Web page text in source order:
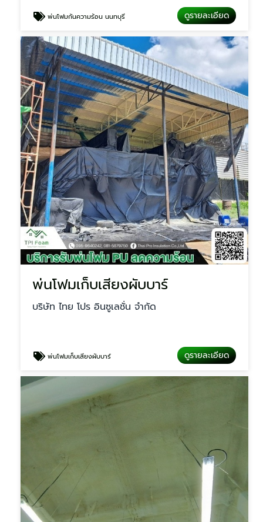
พ่นโฟมกันความร้อน นนทบุรี ดูรายละเอียด
พ่นโฟมเก็บเสียงผับบาร์
บริษัท ไทย โปร อินซูเลชั่น จำกัด
พ่นโฟมเก็บเสียงผับบาร์ ดูรายละเอียด